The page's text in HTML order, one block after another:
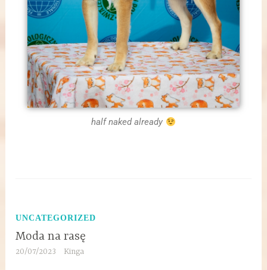
half naked already
UNCATEGORIZED
Moda na rasę
20/07/2023 Kinga